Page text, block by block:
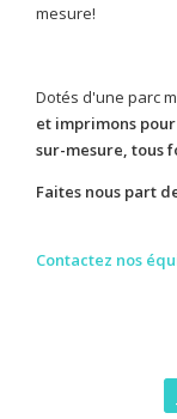
mesure!
Dotés d'une parc
et imprimons
sur-mesure, tous
Faites nous part
Contactez nos